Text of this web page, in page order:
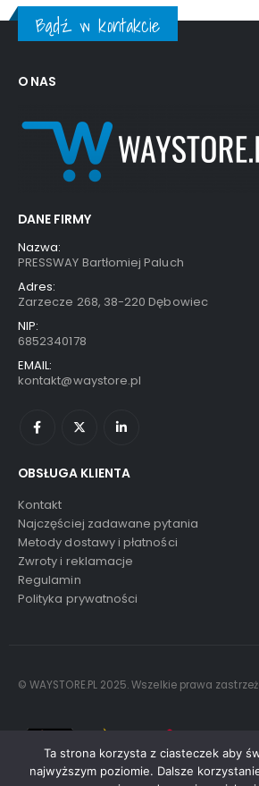
Bądź w kontakcie
O NAS
DANE FIRMY
Nazwa:
PRESSWAY Bartłomiej Paluch
Adres:
Zarzecze 268, 38-220 Dębowiec
NIP:
6852340178
EMAIL:
kontakt@waystore.pl
OBSŁUGA KLIENTA
Kontakt
Najczęściej zadawane pytania
Metody dostawy i płatności
Zwroty i reklamacje
Regulamin
Polityka prywatności
© WAYSTORE.PL 2025. Wszelkie prawa
Ta strona korzysta z ciasteczek aby
najwyższym poziomie. Dalsze